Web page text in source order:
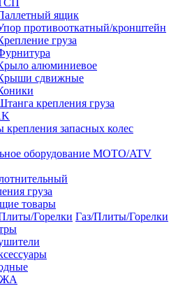
ящик
противооткатный/кронштейн
груза
алюминиевое
сдвижные
крепления груза
запасных колес
оборудование MOTO/ATV
груза
товары
Газ/Плиты/Горелки